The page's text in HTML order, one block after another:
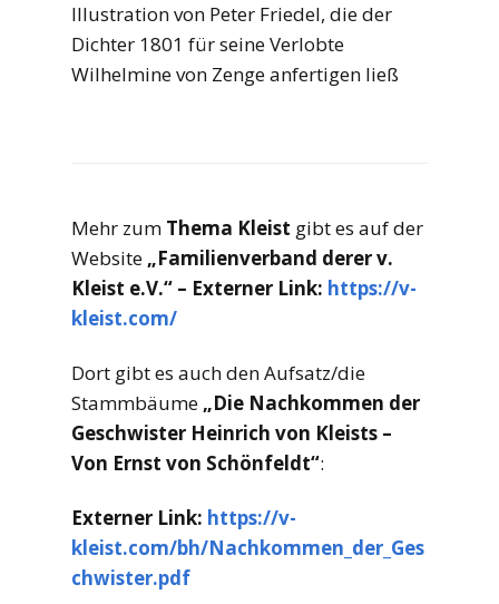
Illustration von Peter Friedel, die der
Dichter 1801 für seine Verlobte
Wilhelmine von Zenge anfertigen ließ
Mehr zum Thema Kleist gibt es auf der
Website „Familienverband derer v.
Kleist e.V.“ – Externer Link: https://v-
kleist.com/
Dort gibt es auch den Aufsatz/die
Stammbäume „Die Nachkommen der
Geschwister Heinrich von Kleists –
Von Ernst von Schönfeldt“:
Externer Link: https://v-
kleist.com/bh/Nachkommen_der_Ges
chwister.pdf